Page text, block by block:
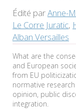
Édité parAnne-
Le Corre Juratic,
Alban Versailles
What are the
and European
from EU
normative
opinion, public
integration.